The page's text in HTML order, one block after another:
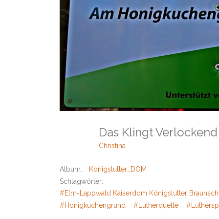
Das Klingt Verlockend
Christina
Album:
Königslutter_DOM
Schlagwörter:
#Elm-Lappwald Kaiserdom Königslutter
#Honigkuchengrund
#Lutherquelle